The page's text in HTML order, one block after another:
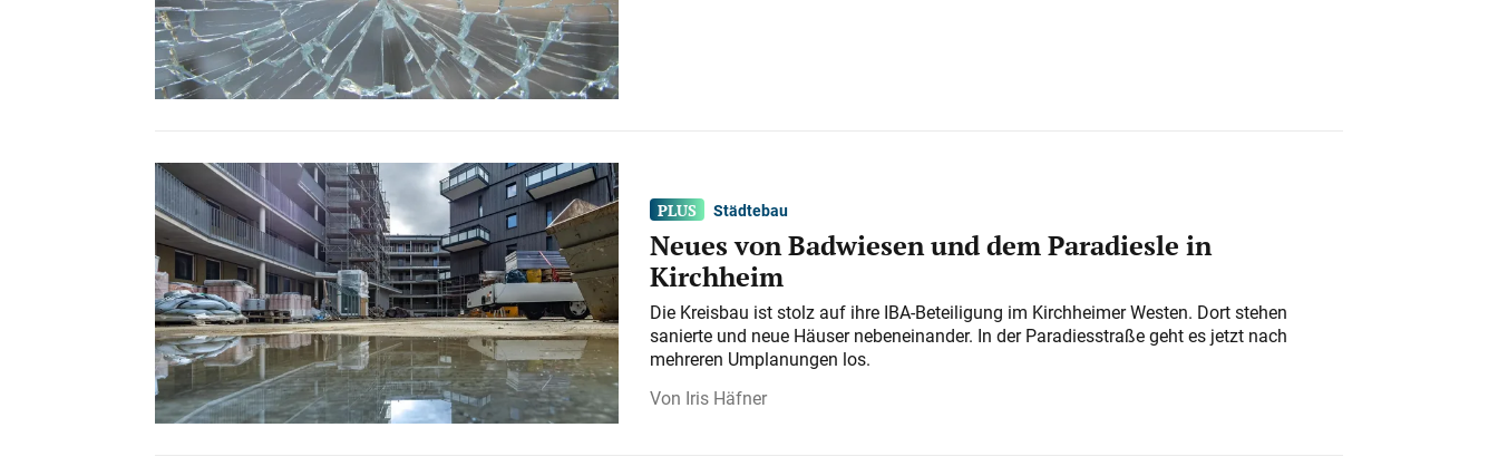
Städtebau
Neues von Badwiesen und dem Paradiesle in
Kirchheim
Die Kreisbau ist stolz auf ihre IBA-Beteiligung im Kirchheimer Westen. Dort stehen
sanierte und neue Häuser nebeneinander. In der Paradiesstraße geht es jetzt nach
mehreren Umplanungen los.
Iris Häfner